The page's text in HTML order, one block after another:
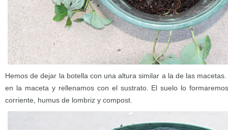
Hemos de dejar la botella con una altura similar a la de las
en la maceta y rellenamos con el sustrato. El suelo lo
corriente, humus de lombriz y compost.